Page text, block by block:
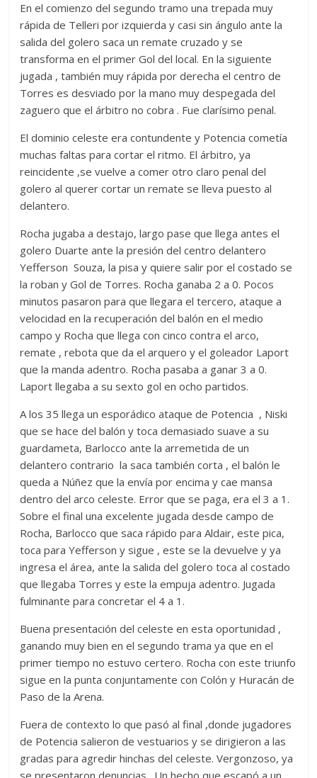
En el comienzo del segundo tramo una trepada muy
rápida de Telleri por izquierda y casi sin ángulo ante la
salida del golero saca un remate cruzado y se
transforma en el primer Gol del local. En la siguiente
jugada , también muy rápida por derecha el centro de
Torres es desviado por la mano muy despegada del
zaguero que el árbitro no cobra . Fue clarísimo penal.
El dominio celeste era contundente y Potencia cometía
muchas faltas para cortar el ritmo. El árbitro, ya
reincidente ,se vuelve a comer otro claro penal del
golero al querer cortar un remate se lleva puesto al
delantero.
Rocha jugaba a destajo, largo pase que llega antes el
golero Duarte ante la presión del centro delantero
Yefferson Souza, la pisa y quiere salir por el costado se
la roban y Gol de Torres. Rocha ganaba 2 a 0. Pocos
minutos pasaron para que llegara el tercero, ataque a
velocidad en la recuperación del balón en el medio
campo y Rocha que llega con cinco contra el arco,
remate , rebota que da el arquero y el goleador Laport
que la manda adentro. Rocha pasaba a ganar 3 a 0.
Laport llegaba a su sexto gol en ocho partidos.
A los 35 llega un esporádico ataque de Potencia , Niski
que se hace del balón y toca demasiado suave a su
guardameta, Barlocco ante la arremetida de un
delantero contrario la saca también corta , el balón le
queda a Núñez que la envía por encima y cae mansa
dentro del arco celeste. Error que se paga, era el 3 a 1.
Sobre el final una excelente jugada desde campo de
Rocha, Barlocco que saca rápido para Aldair, este pica,
toca para Yefferson y sigue , este se la devuelve y ya
ingresa el área, ante la salida del golero toca al costado
que llegaba Torres y este la empuja adentro. Jugada
fulminante para concretar el 4 a 1.
Buena presentación del celeste en esta oportunidad ,
ganando muy bien en el segundo trama ya que en el
primer tiempo no estuvo certero. Rocha con este triunfo
sigue en la punta conjuntamente con Colón y Huracán de
Paso de la Arena.
Fuera de contexto lo que pasó al final ,donde jugadores
de Potencia salieron de vestuarios y se dirigieron a las
gradas para agredir hinchas del celeste. Vergonzoso, ya